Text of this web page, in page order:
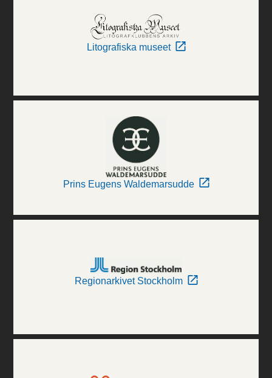
Litografiska museet
Prins Eugens Waldemarsudde
Regionarkivet Stockholm